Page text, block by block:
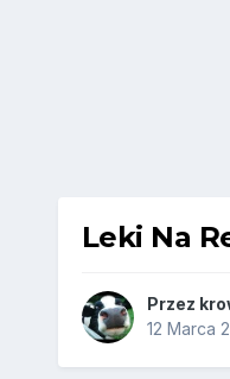
Leki Na
Przez
12 Marca